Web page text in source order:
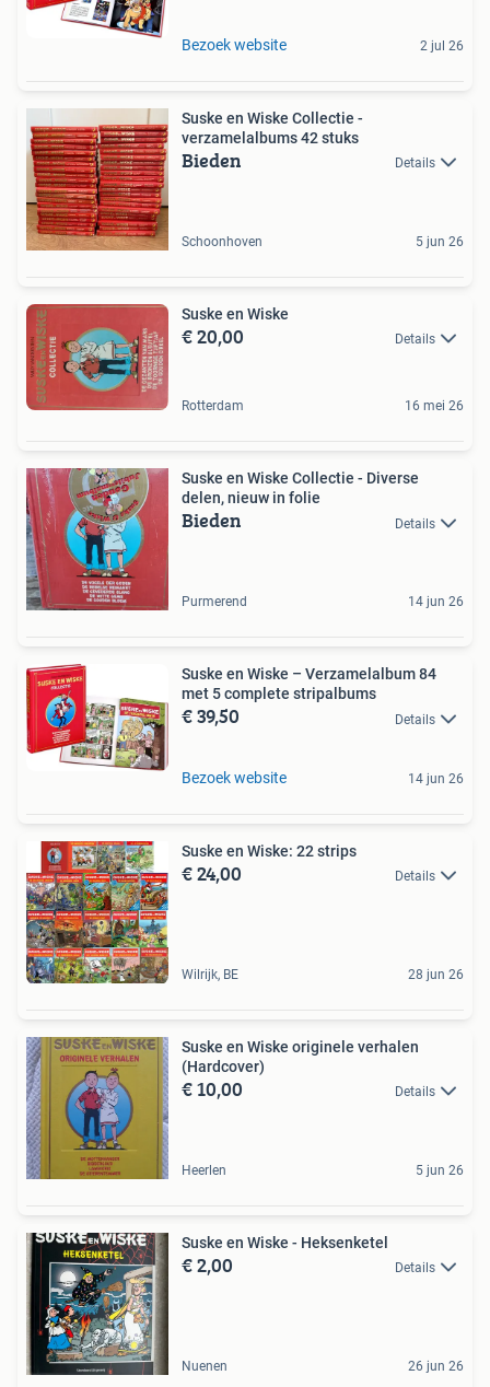
Bezoek website 2 jul 26
Suske en Wiske Collectie -
verzamelalbums 42 stuks
Bieden Details
Schoonhoven 5 jun 26
Suske en Wiske
€ 20,00 Details
Rotterdam 16 mei 26
Suske en Wiske Collectie - Diverse
delen, nieuw in folie
Bieden Details
Purmerend 14 jun 26
Suske en Wiske – Verzamelalbum 84
met 5 complete stripalbums
€ 39,50 Details
Bezoek website 14 jun 26
Suske en Wiske: 22 strips
€ 24,00 Details
Wilrijk, BE 28 jun 26
Suske en Wiske originele verhalen
(Hardcover)
€ 10,00 Details
Heerlen 5 jun 26
Suske en Wiske - Heksenketel
€ 2,00 Details
Nuenen 26 jun 26